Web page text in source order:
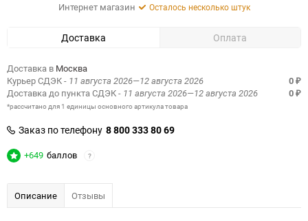
Интернет магазин Осталось несколько штук
Доставка Оплата
Доставка в Москва
Курьер СДЭК- 11 августа 2026—12 августа 2026 0 ₽
Доставка до пункта СДЭК- 11 августа 2026—12 августа 2026 0 ₽
*рассчитано для 1 единицы основного артикула товара
Заказ по телефону 8 800 333 80 69
+649 баллов ?
Описание Отзывы